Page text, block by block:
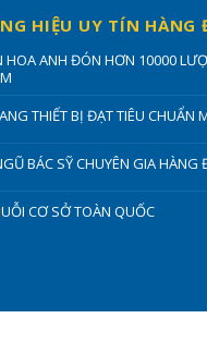
HIỆU UY TÍN HÀNG
HOA ANH ĐÓN HƠN 10000
THIẾT BỊ ĐẠT TIÊU CHUẨN
BÁC SỸ CHUYÊN GIA HÀNG
CƠ SỞ TOÀN QUỐC